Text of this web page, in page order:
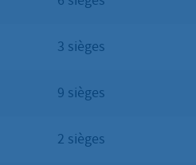
3 sièges
9 sièges
2 sièges